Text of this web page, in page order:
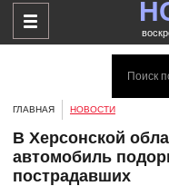
ГЛАВНАЯ НОВОСТИ
В Херсонской
автомобиль
пострадавших